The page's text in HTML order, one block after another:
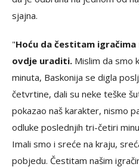
sjajna.
"Hoću da čestitam
ovdje uraditi. Mislim da smo
minuta, Baskonija se digla
četvrtine, dali su neke teške
pokazao naš karakter, nismo
odluke poslednjih tri-četiri
Imali smo i sreće na kraju,
pobjedu. Čestitam našim